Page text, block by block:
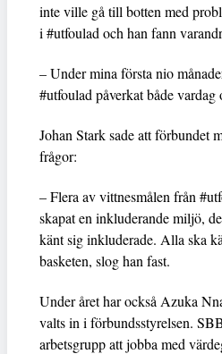
inte ville gå till botten med
i #utfoulad och han fann
– Under mina första nio
#utfoulad påverkat både vardag
Johan Stark sade att förbundet
frågor:
– Flera av vittnesmålen från
skapat en inkluderande miljö,
känt sig inkluderade. Alla ska
basketen, slog han fast.
Under året har också Azuka
valts in i förbundsstyrelsen.
arbetsgrupp att jobba med